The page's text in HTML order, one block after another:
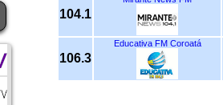
104.1
106.3
Educativa FM Coroatá